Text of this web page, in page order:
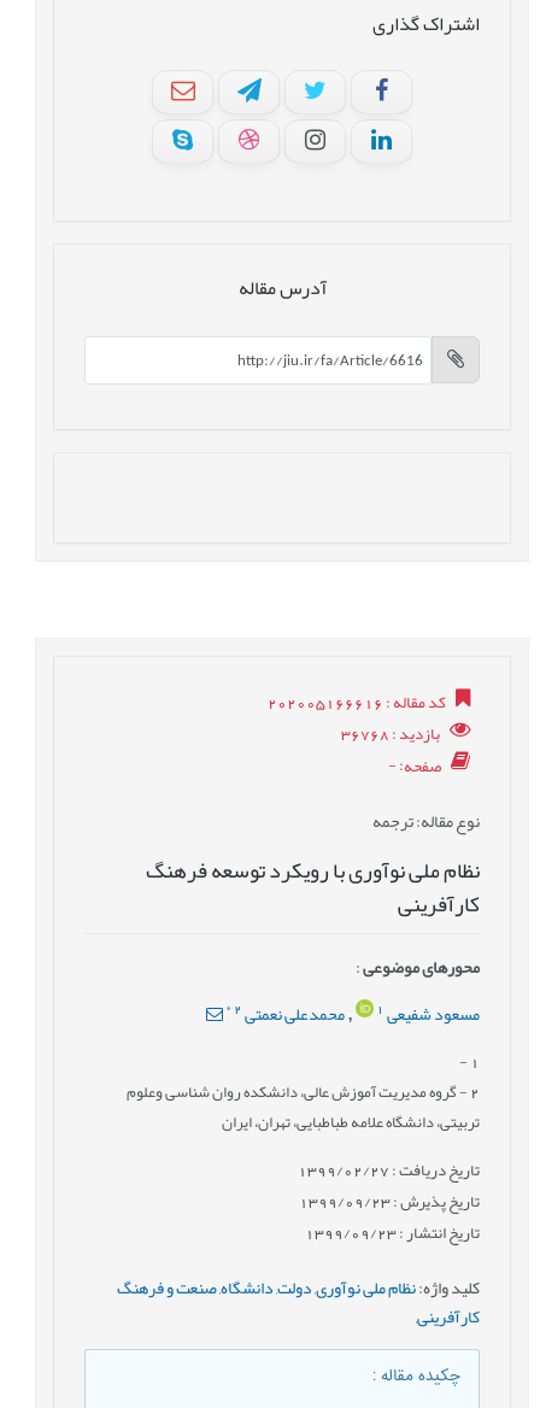
اشتراک گذاری
آدرس مقاله
کد مقاله: 202005166616
بازدید: 36768
صفحه: -
نوع مقاله: ترجمه
نظام ملی نوآوری با رويکرد توسعه فرهنگ
کارآفرينی
محورهای موضوعی:
مسعود شفیعی
,محمدعلی نعمتی 2
*
-
2- گروه مدیریت آموزش عالی، دانشکده روان شناسی وعلوم
تربیتی، دانشگاه علامه طباطبایی، تهران، ایران
تاریخ دریافت : 1399/02/27
تاریخ پذیرش : 1399/09/23
تاریخ انتشار : 1399/09/23
کلید واژه:نظام ملی نوآوری,دولت,دانشگاه,صنعت و فرهنگ
کارآفرينی,
چکیده مقاله: